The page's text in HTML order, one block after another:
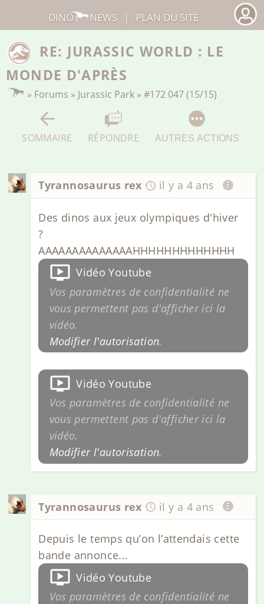
RE: JURASSIC WORLD : LE
MONDE D'APRÈS
» Forums » Jurassic Park »#172 047 (15/15)
SOMMAIRE RÉPONDRE AUTRES ACTIONS
Tyrannosaurus rex il y a 4 ans
Des dinos aux jeux olympiques d'hiver
?
AAAAAAAAAAAAAAHHHHHHHHHHHHH
Vidéo Youtube
Vos paramètres de confidentialité ne
vous permettent pas d'afficher ici la
vidéo.
Modifier l'autorisation.
Vidéo Youtube
Vos paramètres de confidentialité ne
vous permettent pas d'afficher ici la
vidéo.
Modifier l'autorisation.
Tyrannosaurus rex il y a 4 ans
Depuis le temps qu’on l’attendais cette
bande annonce...
Vidéo Youtube
Vos paramètres de confidentialité ne
DINO NEWS | PLAN DU SITE